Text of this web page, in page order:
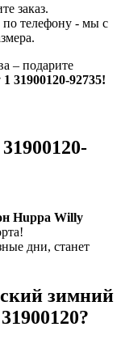
заказ.
телефону - мы с
– подарите
31900120-92735!
Huppa Willy
дни, станет
зимний